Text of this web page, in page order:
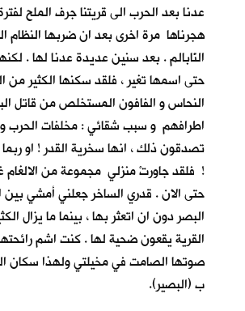
عدنا بعد الحرب الى قريتنا جرف الملح
هجرناها مرة اخرى بعد ان ضربها النظام
النّابالم . بعد سنين عديدة عدنا لها .
حتى اسمها تغير ، فلقد سكنها الكثير من
النحاس و الفافون المستخلص من قاتل
اطرافهم و سبب شقائي : مخلفات الحرب و
تصدقون ذلك ، انها سخرية القدر ! او
! فلقد جاورتْ منزلي مجموعة من الالغام
حتى الان . قدري الساخر جعلني أمشي بين
البصر دون ان اتعثر بها ، بينما ما يزال
القرية يقعون ضحية لها . كنت اشم
صوتها الصامت في مخيلتي ولهذا سكان
ب (البصير).